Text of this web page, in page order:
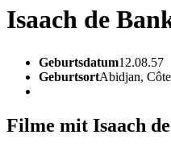
Isaach de
Geburtsdatum12.08.57
GeburtsortAbidjan,
Filme mit Isaach